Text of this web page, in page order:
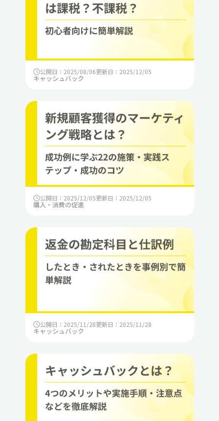
公開日：2025/08/06更新日：2025/12/05
キャッシュバック
公開日：2025/12/05更新日：2025/12/05
購入・消費の促進
公開日：2025/11/28更新日：2025/11/28
キャッシュバック